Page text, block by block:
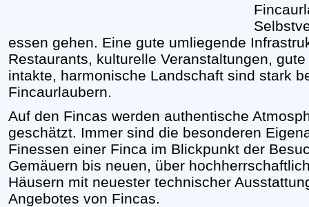
essen gehen. Eine gute umliegende
Restaurants, kulturelle Veranstaltungen,
intakte, harmonische Landschaft sind stark
Fincaurlaubern.
Auf den Fincas werden authentische
geschätzt. Immer sind die besonderen
Finessen einer Finca im Blickpunkt der
Gemäuern bis neuen, über
Häusern mit neuester technischer
Angebotes von Fincas.